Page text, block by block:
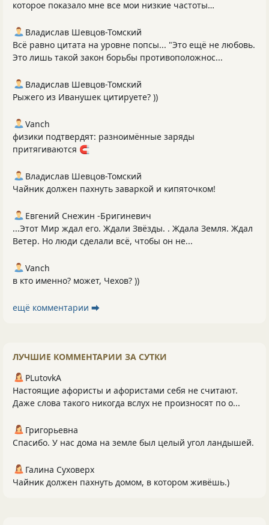
которое показало мне все мои низкие частоты…
Владислав Шевцов-Томский
Всё равно цитата на уровне попсы... "Это ещё не любовь.
Это лишь такой закон борьбы противоположнос...
Владислав Шевцов-Томский
Рыжего из Иванушек цитируете? ))
Vanch
физики подтвердят: разноимённые заряды
притягиваются 🧲
Владислав Шевцов-Томский
Чайник должен пахнуть заваркой и кипяточком!
Евгений Снежин -Бригиневич
...Этот Мир ждал его. Ждали Звёзды. . Ждала Земля. Ждал
Ветер. Но люди сделали всё, чтобы он не...
Vanch
в кто именно? может, Чехов? ))
ещё комментарии ⮕
ЛУЧШИЕ КОММЕНТАРИИ ЗА СУТКИ
PLutоvkА
Настоящие афористы и афористами себя не считают.
Даже слова такого никогда вслух не произносят по о...
Григорьевна
Спасибо. У нас дома на земле был целый угол ландышей.
Галина Суховерх
Чайник должен пахнуть домом, в котором живёшь.)